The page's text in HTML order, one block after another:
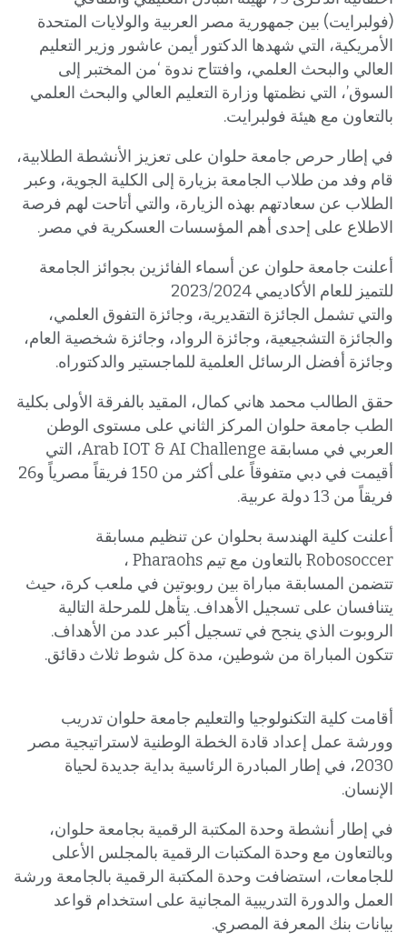
(فولبرايت) بين جمهورية مصر العربية والولايات المتحدة
الأمريكية، التي شهدها الدكتور أيمن عاشور وزير التعليم
العالي والبحث العلمي، وافتتاح ندوة ‘من المختبر إلى
السوق’، التي نظمتها وزارة التعليم العالي والبحث العلمي
بالتعاون مع هيئة فولبرايت.
في إطار حرص جامعة حلوان على تعزيز الأنشطة الطلابية،
قام وفد من طلاب الجامعة بزيارة إلى الكلية الجوية، وعبر
الطلاب عن سعادتهم بهذه الزيارة، والتي أتاحت لهم فرصة
الاطلاع على إحدى أهم المؤسسات العسكرية في مصر.
أعلنت جامعة حلوان عن أسماء الفائزين بجوائز الجامعة
للتميز للعام الأكاديمي 2023/2024
والتي تشمل الجائزة التقديرية، وجائزة التفوق العلمي،
والجائزة التشجيعية، وجائزة الرواد، وجائزة شخصية العام،
وجائزة أفضل الرسائل العلمية للماجستير والدكتوراه.
حقق الطالب محمد هاني كمال، المقيد بالفرقة الأولى بكلية
الطب جامعة حلوان المركز الثاني على مستوى الوطن
العربي في مسابقة Arab IOT & AI Challenge، التي
أقيمت في دبي متفوقاً على أكثر من 150 فريقاً مصرياً و26
فريقاً من 13 دولة عربية.
أعلنت كلية الهندسة بحلوان عن تنظيم مسابقة
Robosoccer بالتعاون مع تيم Pharaohs ،
تتضمن المسابقة مباراة بين روبوتين في ملعب كرة، حيث
يتنافسان على تسجيل الأهداف. يتأهل للمرحلة التالية
الروبوت الذي ينجح في تسجيل أكبر عدد من الأهداف.
تتكون المباراة من شوطين، مدة كل شوط ثلاث دقائق.
أقامت كلية التكنولوجيا والتعليم جامعة حلوان تدريب
وورشة عمل إعداد قادة الخطة الوطنية لاستراتيجية مصر
2030، في إطار المبادرة الرئاسية بداية جديدة لحياة
الإنسان.
في إطار أنشطة وحدة المكتبة الرقمية بجامعة حلوان،
وبالتعاون مع وحدة المكتبات الرقمية بالمجلس الأعلى
للجامعات، استضافت وحدة المكتبة الرقمية بالجامعة ورشة
العمل والدورة التدريبية المجانية على استخدام قواعد
بيانات بنك المعرفة المصري.